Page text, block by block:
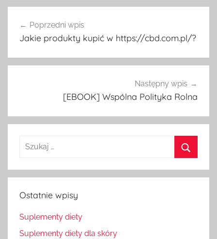
wpisu
Poprzedni wpis
Jakie produkty kupić w https://cbd.com.pl/?
Następny wpis
[EBOOK] Wspólna Polityka Rolna
Szukaj
Ostatnie wpisy
Suplementy diety
Suplementy diety dla skóry